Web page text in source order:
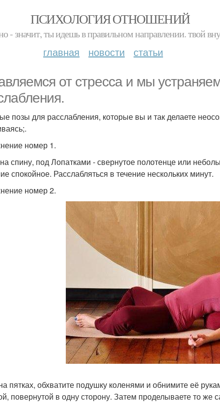
ПСИХОЛОГИЯ ОТНОШЕНИЙ
- значит, ты идешь в правильном направлении. твой
главная новости статьи
от стресса и мы
позы для расслабления, которые вы и так делаете
номер 1.
спину, под Лопатками - свернутое полотенце или
спокойное. Расслабляться в течение нескольких минут.
номер 2.
пятках, обхватите подушку коленями и обнимите её
повернутой в одну сторону. Затем проделываете то же